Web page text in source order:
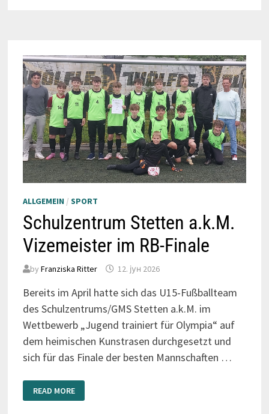
ALLGEMEIN / SPORT
Schulzentrum Stetten a.k.M.
Vizemeister im RB-Finale
by Franziska Ritter 12. јун 2026
Bereits im April hatte sich das U15-Fußballteam
des Schulzentrums/GMS Stetten a.k.M. im
Wettbewerb „Jugend trainiert für Olympia“ auf
dem heimischen Kunstrasen durchgesetzt und
sich für das Finale der besten Mannschaften …
SCHULZENTRUM
STETTEN
A.K.M.
READ MORE